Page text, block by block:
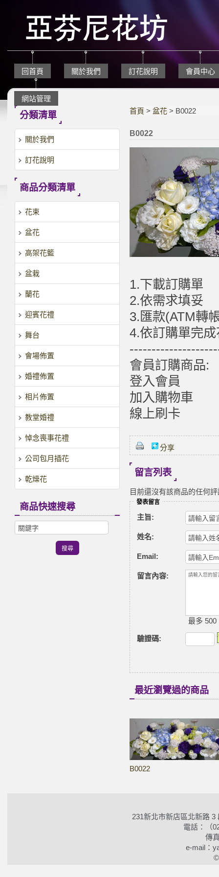
回首頁 關於我們 訂花說明 會員中心
網站管理
分類清單
關於我們
訂花說明
商品分類清單
花束
盆花
高架花籃
盆栽
蘭花
迎賓花禮
舞台
會場佈置
婚禮佈置
相片佈置
教堂婚禮
悼念喪事花禮
公司包月插花
乾燥花
商品快速搜尋
首頁 >盆花 > B0022
B0022
1.下載訂購單
2.依需求填妥
3.匯款(ATM轉
4.依訂購單完
會員訂購商品:
登入會員
加入購物車
線上刷卡
分享
留言列表
目前還沒有該商品的任何
發表留言
主旨:
姓名:
Email:
留言內容:
最多 500
驗證碼:
最近瀏覽過的商品
B0022
231新北市新店區北新路
電話：（
傳
e-mail：